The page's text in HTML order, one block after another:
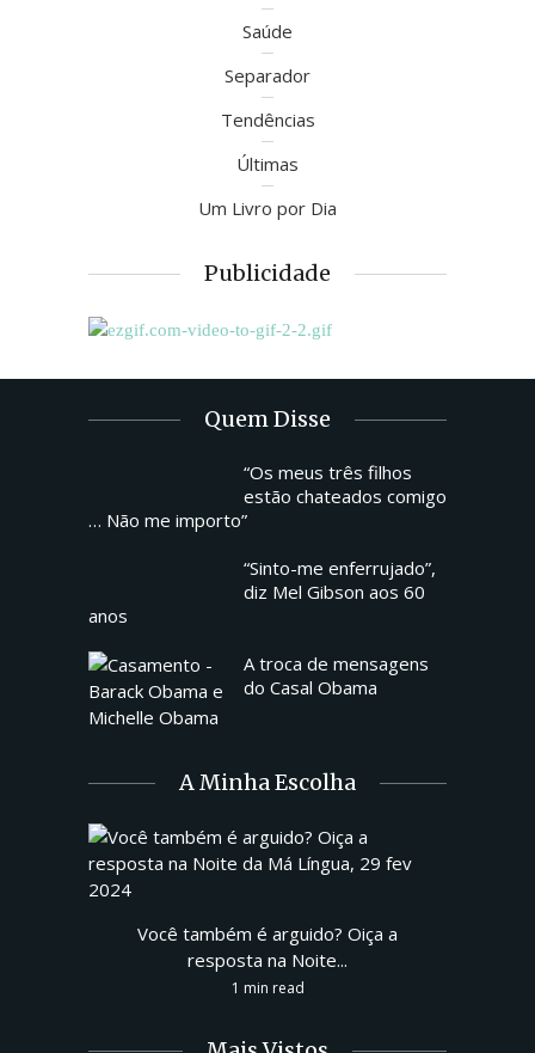
Saúde
Separador
Tendências
Últimas
Um Livro por Dia
Publicidade
Quem Disse
“Os meus três filhos
estão chateados comigo
… Não me importo”
“Sinto-me enferrujado”,
diz Mel Gibson aos 60
anos
A troca de mensagens
do Casal Obama
A Minha Escolha
Você também é arguido? Oiça a
resposta na Noite...
1 min read